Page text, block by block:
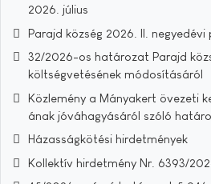
2026. július
Parajd község 2026. II.
32/2026-os határozat Parajd
költségvetésének módosításáról
Közlemény a Mányakert övezeti
ának jóváhagyásáról szóló
Házasságkötési hirdetmények
Kollektív hirdetmény Nr. 6393/